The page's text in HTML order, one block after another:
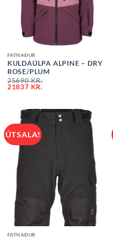
FATNAÐUR
KULDAÚLPA ALPINE – DRY
ROSE/PLUM
25690KR.
21837 KR.
ÚTSALA!
FATNAÐUR